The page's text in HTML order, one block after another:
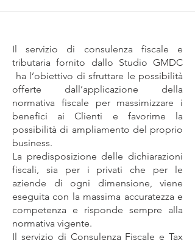
Il servizio di consulenza fiscale e
tributaria fornito dallo Studio GMDC
ha l’obiettivo di sfruttare le possibilità
offerte dall’applicazione della
normativa fiscale per massimizzare i
benefici ai Clienti e favorirne la
possibilità di ampliamento del proprio
business.
La predisposizione delle dichiarazioni
fiscali, sia per i privati che per le
aziende di ogni dimensione, viene
eseguita con la massima accuratezza e
competenza e risponde sempre alla
normativa vigente.
Il servizio di Consulenza Fiscale e Tax